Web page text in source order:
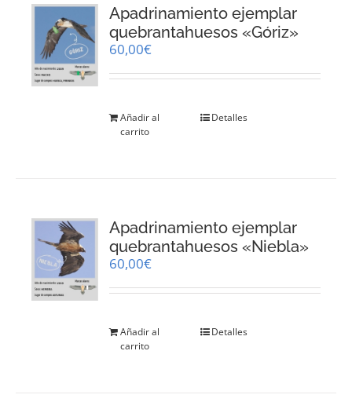
Apadrinamiento ejemplar
quebrantahuesos «Góriz»
60,00€
Añadir al
carrito
Detalles
Apadrinamiento ejemplar
quebrantahuesos «Niebla»
60,00€
Añadir al
carrito
Detalles